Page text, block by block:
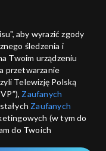
ANULUJ
aby wyrazić zgody
śledzenia i
Twoim urządzeniu
przetwarzanie
Telewizję Polską
Zaufanych
Zaufanych
(w tym do
do Twoich